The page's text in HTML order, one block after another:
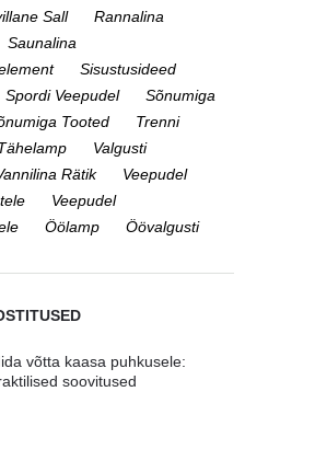
Sall
Rannalina
Saunalina
Sisustusideed
Spordi Veepudel
Sõnumiga
Tooted
Trenni
Valgusti
Rätik
Veepudel
Veepudel
Öölamp Öövalgusti
võtta kaasa puhkusele:
soovitused